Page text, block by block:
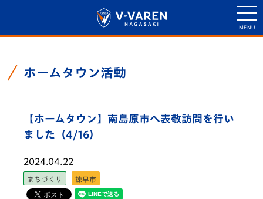
ホームタウン活動
【ホームタウン】南島原市へ表敬訪問を行い
ました（4/16）
2024.04.22
まちづくり 諫早市